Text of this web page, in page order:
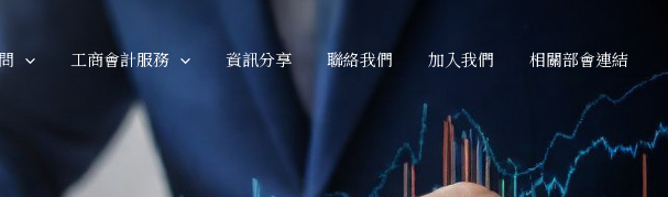
工商會計服務 資訊分享 聯絡我們 加入我們 相關部會連結